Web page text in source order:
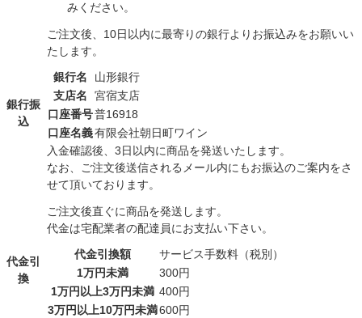
みください。
銀行振
込
ご注文後、10日以内に最寄りの銀行よりお振込みをお願いい
たします。
銀行名
山形銀行
支店名
宮宿支店
口座番号普16918
口座名義有限会社朝日町ワイン
入金確認後、3日以内に商品を発送いたします。
なお、ご注文後送信されるメール内にもお振込のご案内をさ
せて頂いております。
代金引
換
ご注文後直ぐに商品を発送します。
代金は宅配業者の配達員にお支払い下さい。
代金引換額
サービス手数料（税別）
1万円未満
300円
1万円以上3万円未満 400円
3万円以上10万円未満600円